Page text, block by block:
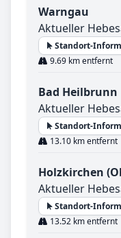
Warngau
Aktueller
Standort-
9.69 km entfernt
Bad Heilbrunn
Aktueller
Standort-
13.10 km entfernt
Holzkirchen
Aktueller
Standort-
13.52 km entfernt